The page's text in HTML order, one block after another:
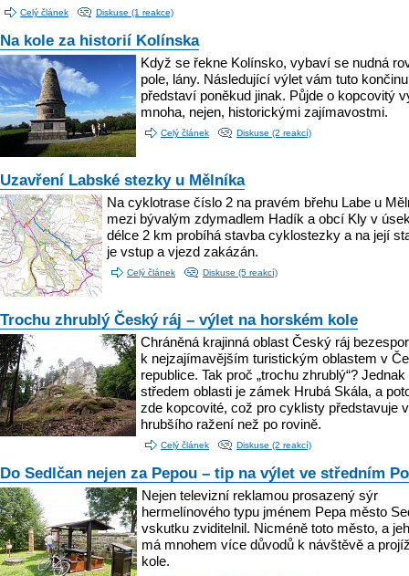
Celý článek Diskuse (1 reakce)
Na kole za historií Kolínska
Když se řekne Kolínsko, vybaví se nudná
pole, lány. Následující výlet vám tuto končinu
představí poněkud jinak. Půjde o kopcovitý
mnoha, nejen, historickými zajímavostmi.
Celý článek Diskuse (2 reakcí)
Uzavření Labské stezky u Mělníka
Na cyklotrase číslo 2 na pravém břehu Labe u
mezi bývalým zdymadlem Hadík a obcí Kly v
délce 2 km probíhá stavba cyklostezky a na její
je vstup a vjezd zakázán.
Celý článek Diskuse (5 reakcí)
Trochu zhrublý Český ráj – výlet na horském kole
Chráněná krajinná oblast Český ráj
k nejzajímavějším turistickým oblastem v
republice. Tak proč „trochu zhrublý“? Jednak
středem oblasti je zámek Hrubá Skála, a
zde kopcovité, což pro cyklisty představuje
hrubšího ražení než po rovině.
Celý článek Diskuse (2 reakcí)
Do Sedlčan nejen za Pepou – tip na výlet ve středním
Nejen televizní reklamou prosazený sýr
hermelínového typu jménem Pepa město
vskutku zviditelnil. Nicméně toto město, a
má mnohem více důvodů k návštěvě a
kole.